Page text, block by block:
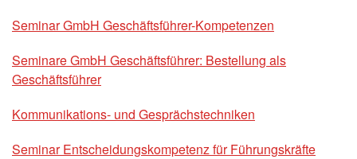
Seminar GmbH Geschäftsführer-Kompetenzen
Seminare GmbH Geschäftsführer: Bestellung als
Geschäftsführer
Kommunikations- und Gesprächstechniken
Seminar Entscheidungskompetenz für Führungskräfte